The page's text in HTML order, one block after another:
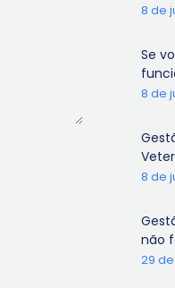
8 de
Se
8 de
8 de
não
29